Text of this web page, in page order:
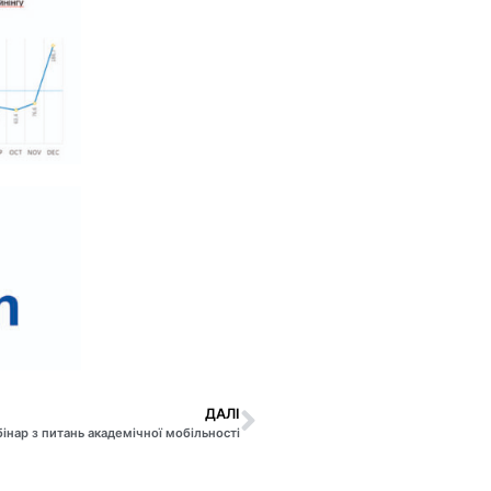
ДАЛІ
з питань академічної мобільності